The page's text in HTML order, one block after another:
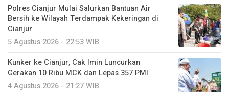
Polres Cianjur Mulai Salurkan Bantuan Air
Bersih ke Wilayah Terdampak Kekeringan di
Cianjur
5 Agustus 2026 - 22:53 WIB
Kunker ke Cianjur, Cak Imin Luncurkan
Gerakan 10 Ribu MCK dan Lepas 357 PMI
4 Agustus 2026 - 21:27 WIB